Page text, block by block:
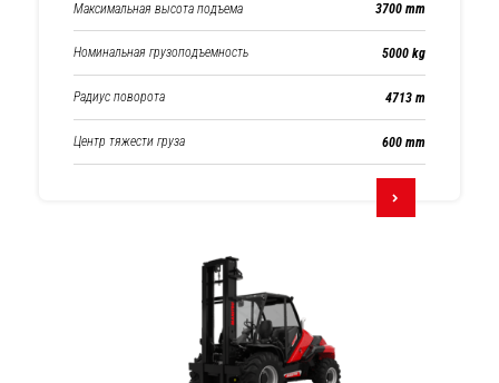
Максимальная высота подъема 3700 mm
Номинальная грузоподъемность 5000 kg
Радиус поворота 4713 m
Центр тяжести груза 600 mm